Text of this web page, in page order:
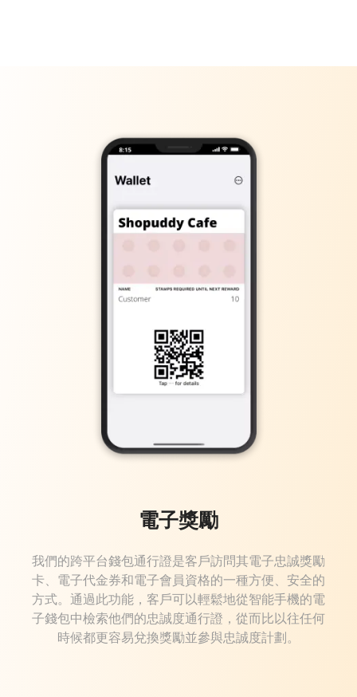
電子獎勵
我們的跨平台錢包通行證是客戶訪問其電子忠誠獎勵
卡、電子代金券和電子會員資格的一種方便、安全的
方式。通過此功能，客戶可以輕鬆地從智能手機的電
子錢包中檢索他們的忠誠度通行證，從而比以往任何
時候都更容易兌換獎勵並參與忠誠度計劃。